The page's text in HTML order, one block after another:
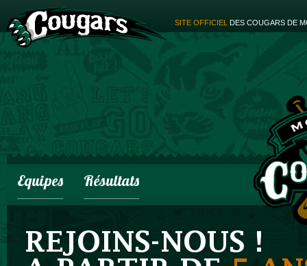
SITE OFFICIEL DES COUGARS DE
Equipes Résultats